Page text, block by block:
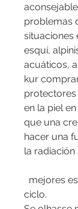
problemas
situaciones
esquí,
acuáticos,
kur
protectores
en la piel
que una
hacer una
la radiación
ciclo.